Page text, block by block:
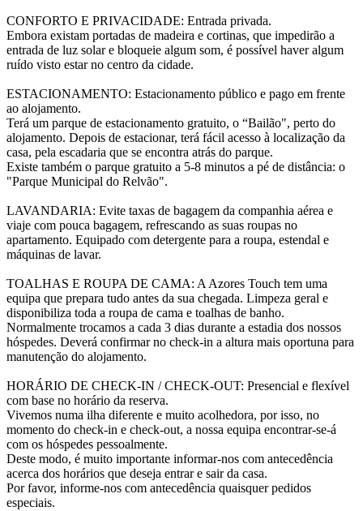
CONFORTO E PRIVACIDADE: Entrada privada.
Embora existam portadas de madeira e cortinas, que impedirão a
entrada de luz solar e bloqueie algum som, é possível haver algum
ruído visto estar no centro da cidade.
ESTACIONAMENTO: Estacionamento público e pago em frente
ao alojamento.
Terá um parque de estacionamento gratuito, o “Bailão", perto do
alojamento. Depois de estacionar, terá fácil acesso à localização da
casa, pela escadaria que se encontra atrás do parque.
Existe também o parque gratuito a 5-8 minutos a pé de distância: o
"Parque Municipal do Relvão".
LAVANDARIA: Evite taxas de bagagem da companhia aérea e
viaje com pouca bagagem, refrescando as suas roupas no
apartamento. Equipado com detergente para a roupa, estendal e
máquinas de lavar.
TOALHAS E ROUPA DE CAMA: A Azores Touch tem uma
equipa que prepara tudo antes da sua chegada. Limpeza geral e
disponibiliza toda a roupa de cama e toalhas de banho.
Normalmente trocamos a cada 3 dias durante a estadia dos nossos
hóspedes. Deverá confirmar no check-in a altura mais oportuna para
manutenção do alojamento.
HORÁRIO DE CHECK-IN / CHECK-OUT: Presencial e flexível
com base no horário da reserva.
Vivemos numa ilha diferente e muito acolhedora, por isso, no
momento do check-in e check-out, a nossa equipa encontrar-se-á
com os hóspedes pessoalmente.
Deste modo, é muito importante informar-nos com antecedência
acerca dos horários que deseja entrar e sair da casa.
Por favor, informe-nos com antecedência quaisquer pedidos
especiais.